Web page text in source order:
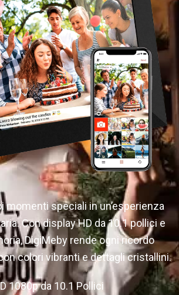
momenti speciali in un’esperienza
Con display HD da 10.1 pollici e
DigiMeby rende ogni ricordo
colori vibranti e dettagli cristallini.
1080p da 10.1 Pollici